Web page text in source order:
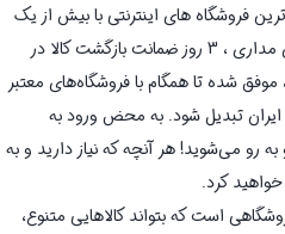
فروشگاه های اینترنتی با بیش از یک
دهه تجربه، با پایبندی به اصل مشتری مداری ، 3 روز ضمانت بازگشت کالا در
شده تا همگام با فروشگاه‌های معتبر
ایران تبدیل شود. به محض ورود به
رو می‌شوید! هر آنچه که نیاز دارید و به
کرد.
است که بتواند کالاهایی متنوع،